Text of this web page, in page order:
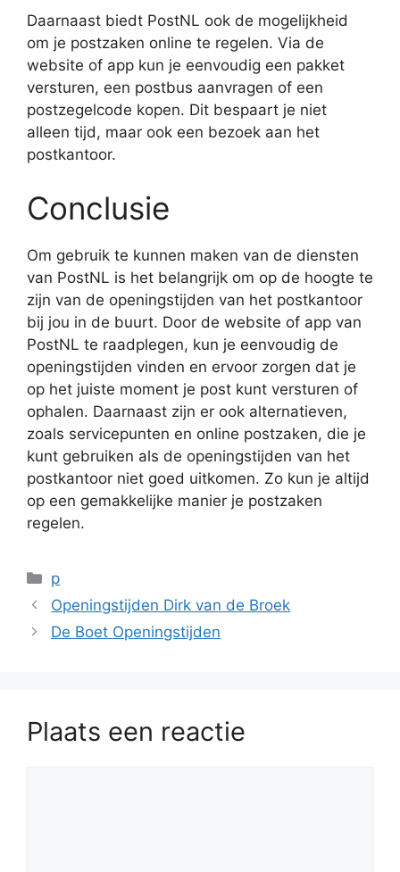
Daarnaast biedt PostNL ook de mogelijkheid
om je postzaken online te regelen. Via de
website of app kun je eenvoudig een pakket
versturen, een postbus aanvragen of een
postzegelcode kopen. Dit bespaart je niet
alleen tijd, maar ook een bezoek aan het
postkantoor.
Conclusie
Om gebruik te kunnen maken van de diensten
van PostNL is het belangrijk om op de hoogte te
zijn van de openingstijden van het postkantoor
bij jou in de buurt. Door de website of app van
PostNL te raadplegen, kun je eenvoudig de
openingstijden vinden en ervoor zorgen dat je
op het juiste moment je post kunt versturen of
ophalen. Daarnaast zijn er ook alternatieven,
zoals servicepunten en online postzaken, die je
kunt gebruiken als de openingstijden van het
postkantoor niet goed uitkomen. Zo kun je altijd
op een gemakkelijke manier je postzaken
regelen.
Categorieën
p
Openingstijden Dirk van de Broek
De Boet Openingstijden
Plaats een reactie